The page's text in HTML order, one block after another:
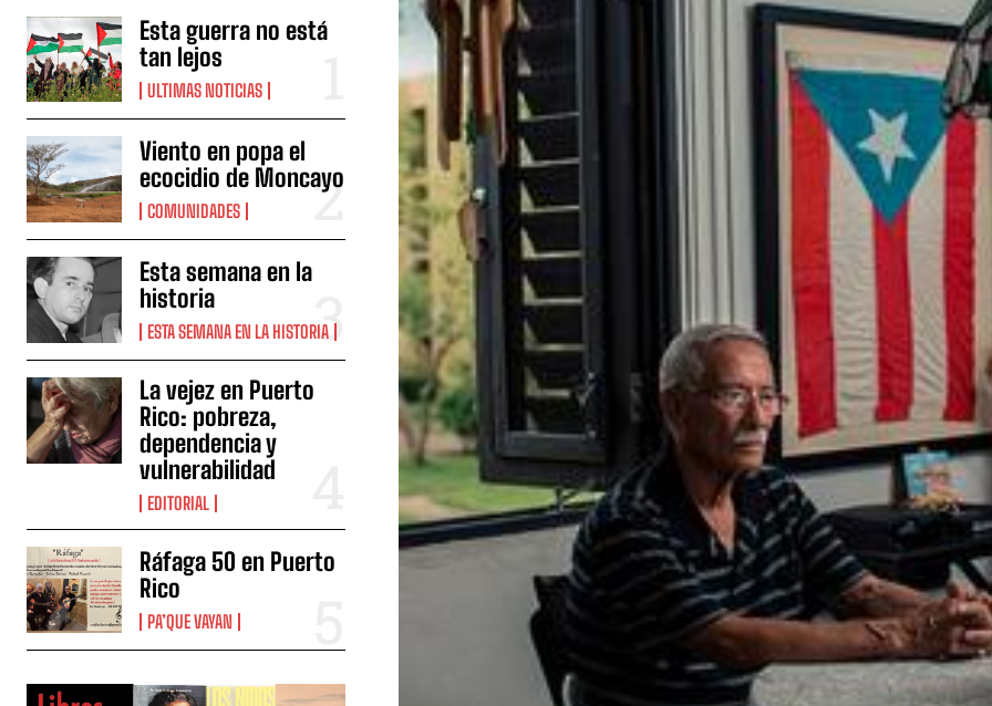
Esta guerra no está
tan lejos
ULTIMAS NOTICIAS
Viento en popa el
ecocidio de Moncayo
COMUNIDADES
Esta semana en la
historia
ESTA SEMANA EN LA HISTORIA
La vejez en Puerto
Rico: pobreza,
dependencia y
vulnerabilidad
EDITORIAL
Ráfaga 50 en Puerto
Rico
PA’QUE VAYAN